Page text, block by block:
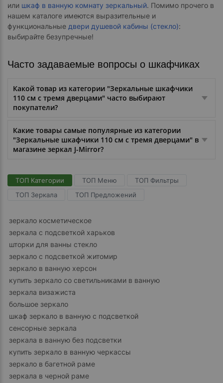
или шкаф в ванную комнату зеркальный. Помимо прочего в
нашем каталоге имеются выразительные и
функциональные двери душевой кабины (стекло):
выбирайте безупречные!
Часто задаваемые вопросы о шкафчиках
Какой товар из категории "Зеркальные шкафчики
110 см с тремя дверцами" часто выбирают
покупатели?
Какие товары самые популярные из категории
"Зеркальные шкафчики 110 см с тремя дверцами" в
магазине зеркал J-Mirror?
ТОП Категории ТОП Меню
ТОП Фильтры
ТОП Зеркала
ТОП Предложений
зеркало косметическое
зеркала с подсветкой харьков
шторки для ванны стекло
зеркало с подсветкой житомир
зеркало в ванную херсон
купить зеркало со светильниками в ванную
зеркала визажиста
большое зеркало
шкаф зеркало в ванную с подсветкой
сенсорные зеркала
зеркала в ванную без подсветки
купить зеркало в ванную черкассы
зеркало в багетной раме
зеркала в черной раме